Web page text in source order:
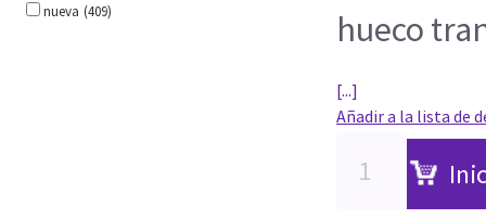
nueva (409)
hueco
[...]
Añadir a la lista de